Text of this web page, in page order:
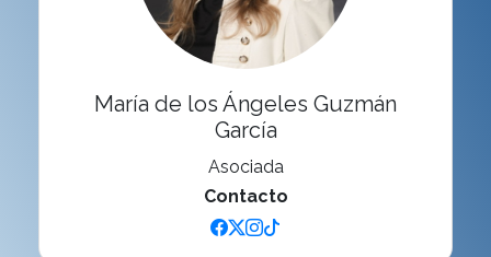
María de los Ángeles Guzmán
García
Asociada
Contacto